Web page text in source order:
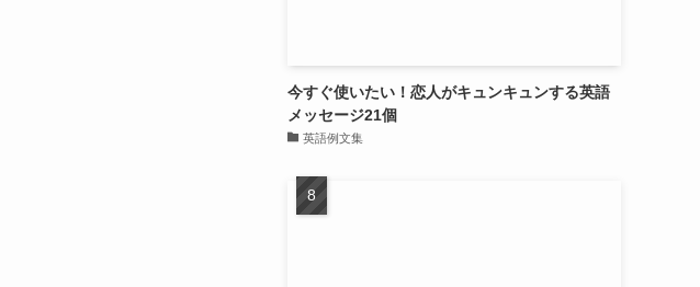
今すぐ使いたい！恋人がキュンキュンする英語
メッセージ21個
英語例文集